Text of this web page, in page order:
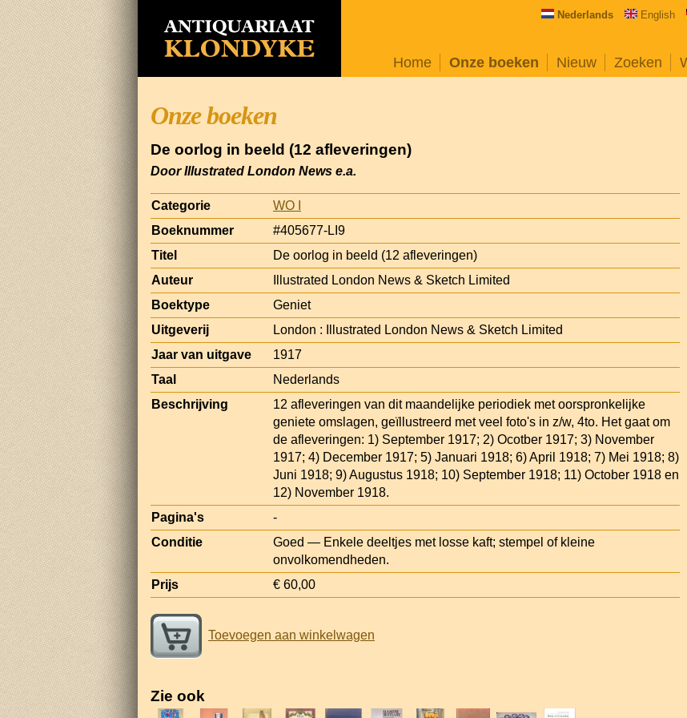
Nederlands English
Home Onze boeken Nieuw Zoeken
Onze boeken
De oorlog in beeld (12 afleveringen)
Door Illustrated London News e.a.
Categorie
WO I
Boeknummer
#405677-LI9
Titel
De oorlog in beeld (12 afleveringen)
Auteur
Illustrated London News & Sketch Limited
Boektype
Geniet
Uitgeverij
London : Illustrated London News & Sketch Limited
Jaar van uitgave
1917
Taal
Nederlands
Beschrijving
12 afleveringen van dit maandelijke periodiek met oorspronkelijke
geniete omslagen, geïllustreerd met veel foto's in z/w, 4to. Het gaat om
de afleveringen: 1) September 1917; 2) Ocotber 1917; 3) November
1917; 4) December 1917; 5) Januari 1918; 6) April 1918; 7) Mei 1918; 8)
Juni 1918; 9) Augustus 1918; 10) September 1918; 11) October 1918 en
12) November 1918.
Pagina's
-
Conditie
Goed — Enkele deeltjes met losse kaft; stempel of kleine
onvolkomendheden.
Prijs
€ 60,00
Toevoegen aan winkelwagen
Zie ook